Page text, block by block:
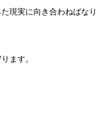
現実に向き合わねばなり
ます。